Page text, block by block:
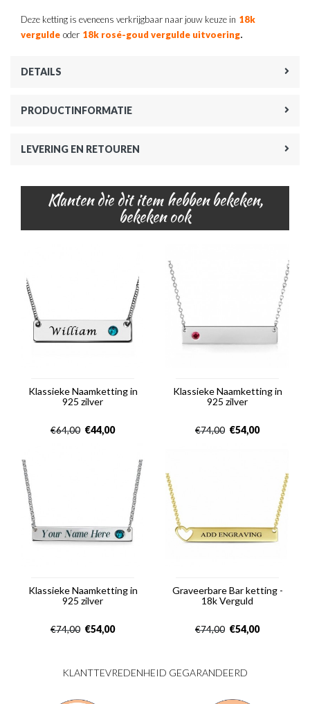
Deze ketting is eveneens verkrijgbaar naar jouw keuze in 18k
vergulde oder 18k rosé-goud vergulde uitvoering.
DETAILS
PRODUCTINFORMATIE
LEVERING EN RETOUREN
Klanten die dit item hebben bekeken,
bekeken ook
Klassieke Naamketting in
925 zilver
€64,00 €44,00
Klassieke Naamketting in
925 zilver
€74,00 €54,00
Klassieke Naamketting in
925 zilver
€74,00 €54,00
Graveerbare Bar ketting -
18k Verguld
€74,00 €54,00
KLANTTEVREDENHEID GEGARANDEERD